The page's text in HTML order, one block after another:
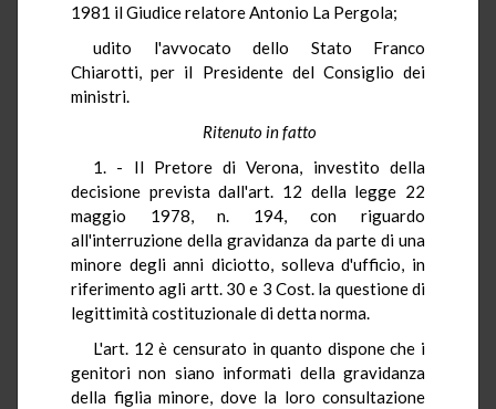
1981 il Giudice relatore Antonio La Pergola;
udito l'avvocato dello Stato Franco
Chiarotti, per il Presidente del Consiglio dei
ministri.
Ritenuto in fatto
1. - Il Pretore di Verona, investito della
decisione prevista dall'art. 12 della legge 22
maggio 1978, n. 194, con riguardo
all'interruzione della gravidanza da parte di una
minore degli anni diciotto, solleva d'ufficio, in
riferimento agli artt. 30 e 3 Cost. la questione di
legittimità costituzionale di detta norma.
L'art. 12 è censurato in quanto dispone che i
genitori non siano informati della gravidanza
della figlia minore, dove la loro consultazione